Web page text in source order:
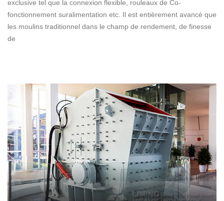
exclusive tel que la connexion flexible, rouleaux de Co-
fonctionnement suralimentation etc. Il est entièrement avancé que
les moulins traditionnel dans le champ de rendement, de finesse
de